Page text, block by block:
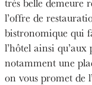
l’offre de
bistronomique qui
l’hôtel ainsi
notamment une
on vous promet de